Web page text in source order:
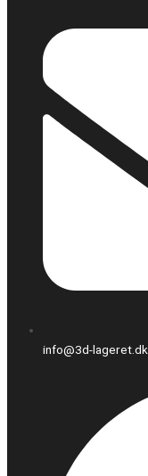
info@3d-lageret.dk